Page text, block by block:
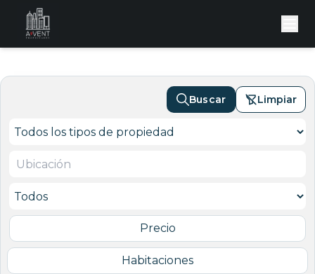
Precio
Habitaciones
Buscar Limpiar